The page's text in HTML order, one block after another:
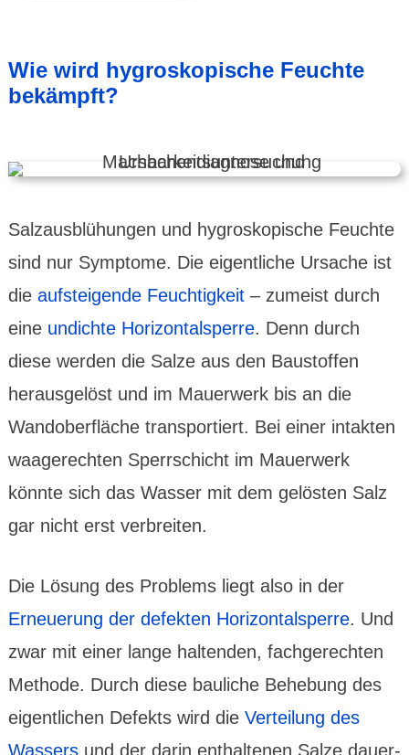
Wie wird hygros­kopische Feuchte
bekämpft?
Salzaus­blü­hungen und hygros­kopische Feuchte
sind nur Symptome. Die eigent­liche Ursache ist
die auf­stei­gende Feuch­tig­keit– zumeist durch
eine undichte Hori­zontal­sperre. Denn durch
diese werden die Salze aus den Bau­stof­fen
heraus­gelöst und im Mauer­werk bis an die
Wand­ober­fläche trans­por­tiert. Bei einer intakten
waage­rechten Sperr­schicht im Mauer­werk
könnte sich das Wasser mit dem gelös­ten Salz
gar nicht erst verbreiten.
Die Lösung des Problems liegt also in der
Erneue­rung der defek­ten Hori­zontal­sperre. Und
zwar mit einer lange hal­ten­den, fachge­rechten
Methode. Durch diese bauliche Behe­bung des
eigent­lichen Defekts wird die Vertei­lung des
Wassersund der darin enthal­tenen Salze dauer­